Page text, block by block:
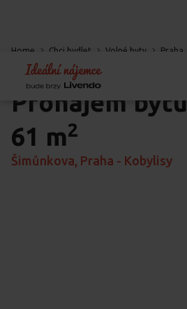
Home Chci bydlet Volné byty Praha
Praha
Pronájem bytu
61 m2
Šimůnkova, Praha - Kobylisy